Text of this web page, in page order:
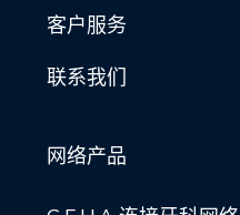
客户服务
联系我们
网络产品